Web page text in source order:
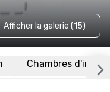
Afficher la galerie (15)
Chambres